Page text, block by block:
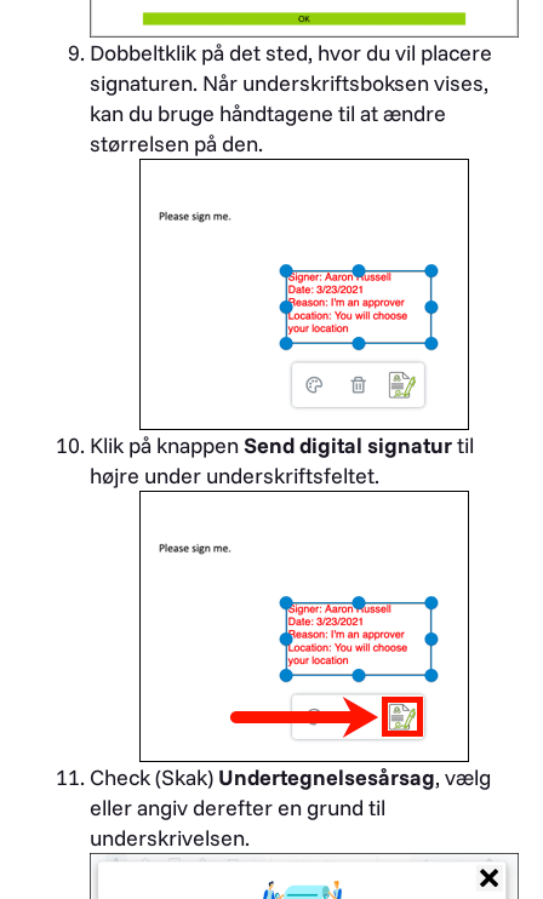
Dobbeltklik på det sted, hvor du vil placere
signaturen. Når underskriftsboksen vises,
kan du bruge håndtagene til at ændre
størrelsen på den.
Klik på knappenSend digital signaturtil
højre under underskriftsfeltet.
Check (Skak) Undertegnelsesårsag, vælg
eller angiv derefter en grund til
underskrivelsen.